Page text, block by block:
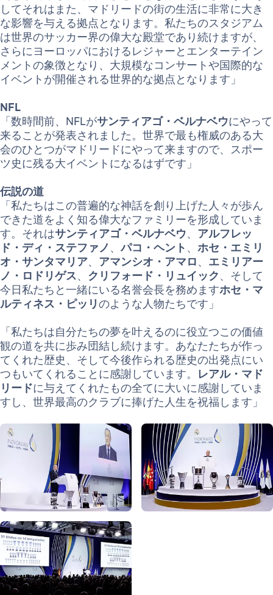
してそれはまた、マドリードの街の生活に非常に大き
な影響を与える拠点となります。私たちのスタジアム
は世界のサッカー界の偉大な殿堂であり続けますが、
さらにヨーロッパにおけるレジャーとエンターテイン
メントの象徴となり、大規模なコンサートや国際的な
イベントが開催される世界的な拠点となります」
NFL
「数時間前、NFLがサンティアゴ・ベルナベウにやって
来ることが発表されました。世界で最も権威のある大
会のひとつがマドリードにやって来ますので、スポー
ツ史に残る大イベントになるはずです」
伝説の道
「私たちはこの普遍的な神話を創り上げた人々が歩ん
できた道をよく知る偉大なファミリーを形成していま
す。それはサンティアゴ・ベルナベウ、 アルフレッ
ド・ディ・ステファノ 、パコ・ヘント 、 ホセ・エミリ
オ・サンタマリア、 アマンシオ・アマロ、 エミリアー
ノ・ロドリゲス、 クリフォード・リュイック、そして
今日私たちと一緒にいる名誉会長を務めますホセ・マ
ルティネス・ピッリのような人物たちです」
「私たちは自分たちの夢を叶えるのに役立つこの価値
観の道を共に歩み団結し続けます。あなたたちが作っ
てくれた歴史、そして今後作られる歴史の出発点にい
つもいてくれることに感謝しています。 レアル・マド
リードに与えてくれたもの全てに大いに感謝していま
すし、世界最高のクラブに捧げた人生を祝福します」